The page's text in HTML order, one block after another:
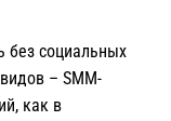
без социальных
– SMM-
как в